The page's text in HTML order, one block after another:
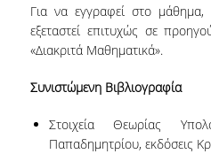
ΟΡΚΟΜΩΣΙΕΣ
ΔΙΑΣΦΑΛΙΣΗ
ΠΟΛΙΤΙΚΗ
Για να εγγραφεί στο μάθημα,
εξεταστεί επιτυχώς σε
«Διακριτά Μαθηματικά».
Συνιστώμενη Βιβλιογραφία
Στοιχεία Θεωρίας
Παπαδημητρίου, εκδόσεις